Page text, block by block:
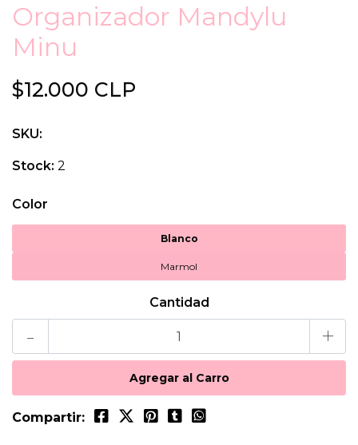
Organizador Mandylu
Minu
$12.000 CLP
SKU:
Stock: 2
Color
Blanco
Marmol
Cantidad
- +
Compartir: